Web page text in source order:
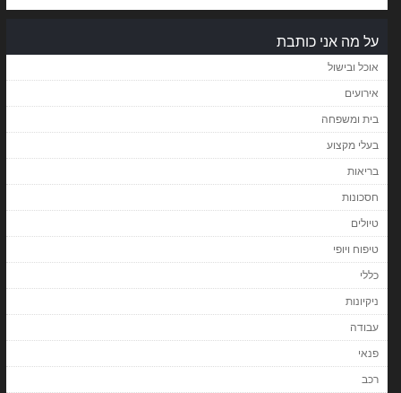
על מה אני כותבת
אוכל ובישול
אירועים
בית ומשפחה
בעלי מקצוע
בריאות
חסכונות
טיולים
טיפוח ויופי
כללי
ניקיונות
עבודה
פנאי
רכב